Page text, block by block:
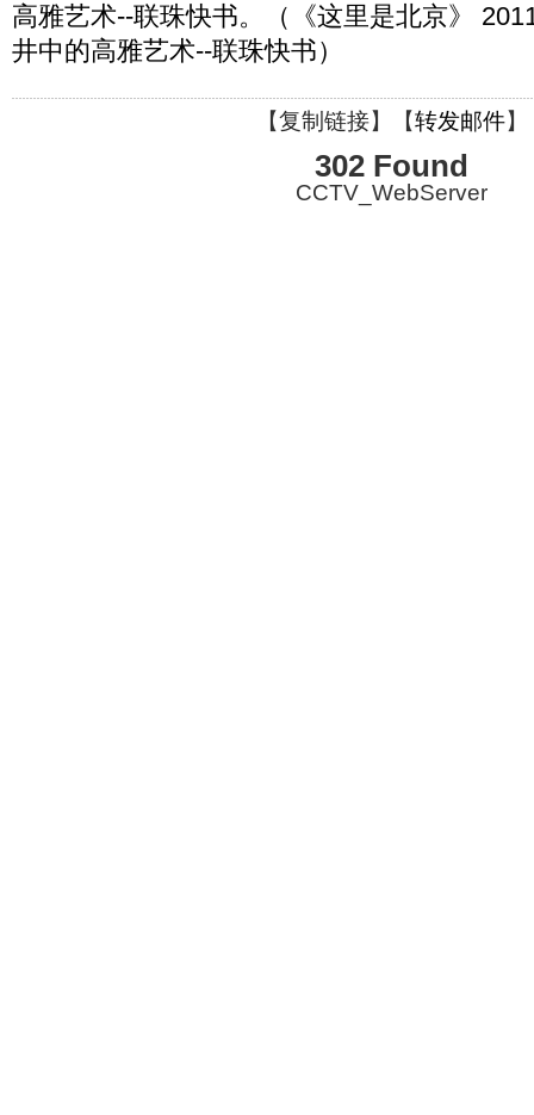
高雅艺术--联珠快书。（《这里是北京》
井中的高雅艺术--联珠快书）
【复制链接】【转发邮件】
302 Found
CCTV_WebServer